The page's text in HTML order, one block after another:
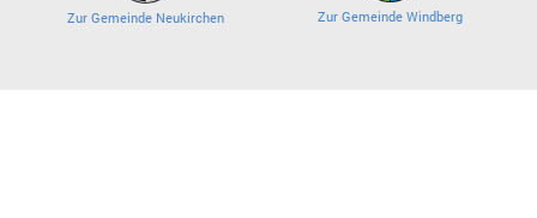
Zur Gemeinde Neukirchen Zur Gemeinde Windberg